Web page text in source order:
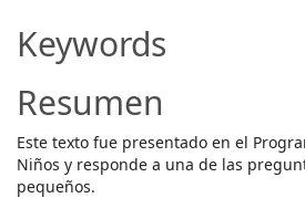
Keywords
Resumen
Este texto fue presentado en el
Niños y responde a una de las
pequeños.